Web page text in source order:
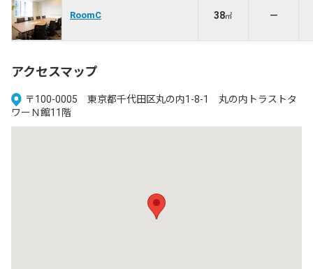
RoomC 38㎡ －
アクセスマップ
〒100-0005 東京都千代田区丸の内1-8-1 丸の内トラストタ
ワーＮ館11階